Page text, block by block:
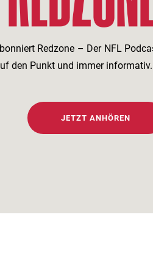
Redzone – Der NFL
den Punkt und immer informativ.
JETZT ANHÖREN